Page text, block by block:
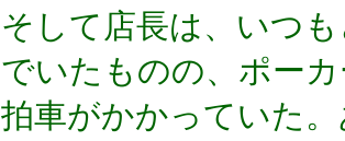
そして店長は、いつ
でいたものの、ポー
拍車がかかっていた